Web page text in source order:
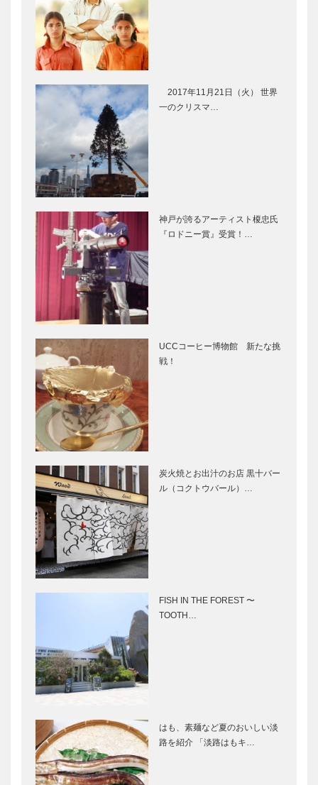
2017年11月21日（火） 世界
一のクリスマ…
神戸が誇るアーティスト榎忠氏
『ロドニー賞』受賞！…
UCCコーヒー博物館 新たな挑
戦！
炭火焼とお出汁のお店 黒十バー
ル（コクトウバール）…
FISH IN THE FOREST 〜
TOOTH…
はも、素麺など夏のおいしい淡
路を紹介 「淡路はもキ…